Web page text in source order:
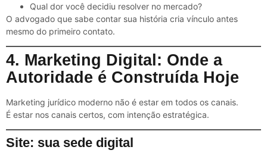
Qual dor você decidiu resolver no mercado?
O advogado que sabe contar sua história cria vínculo antes
mesmo do primeiro contato.
4. Marketing Digital: Onde a
Autoridade é Construída Hoje
Marketing jurídico moderno não é estar em todos os canais.
É estar nos canais certos, com intenção estratégica.
Site: sua sede digital